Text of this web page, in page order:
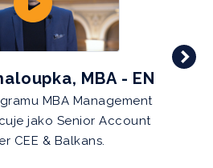
MBA - EN
MBA Management
jako Senior Account
CEE & Balkans.